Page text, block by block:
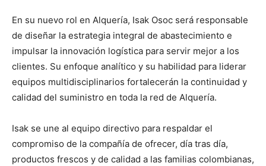
En su nuevo rol en Alquería, Isak Osoc será responsable
de diseñar la estrategia integral de abastecimiento e
impulsar la innovación logística para servir mejor a los
clientes. Su enfoque analítico y su habilidad para liderar
equipos multidisciplinarios fortalecerán la continuidad y
calidad del suministro en toda la red de Alquería.
Isak se une al equipo directivo para respaldar el
compromiso de la compañía de ofrecer, día tras día,
productos frescos y de calidad a las familias colombianas,